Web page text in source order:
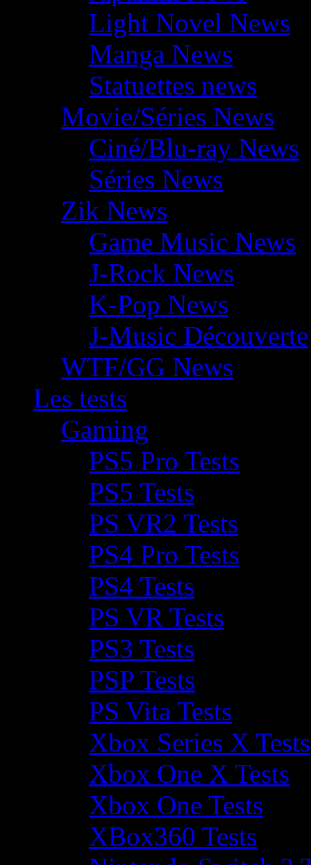
Light Novel News
Manga News
Statuettes news
Movie/Séries News
Ciné/Blu-ray News
Séries News
Zik News
Game Music News
J-Rock News
K-Pop News
J-Music Découverte
WTF/GG News
Les tests
Gaming
PS5 Pro Tests
PS5 Tests
PS VR2 Tests
PS4 Pro Tests
PS4 Tests
PS VR Tests
PS3 Tests
PSP Tests
PS Vita Tests
Xbox Series X Tests
Xbox One X Tests
Xbox One Tests
XBox360 Tests